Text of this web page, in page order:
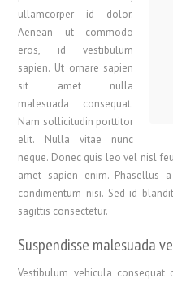
ullamcorper id dolor.
Aenean ut commodo
eros, id vestibulum
sapien. Ut ornare sapien
sit amet nulla
malesuada consequat.
Nam sollicitudin porttitor
elit. Nulla vitae nunc
neque. Donec quis leo vel nisl
amet sapien enim. Phasellus
condimentum nisi. Sed id
sagittis consectetur.
Suspendisse malesuada
Vestibulum vehicula consequat